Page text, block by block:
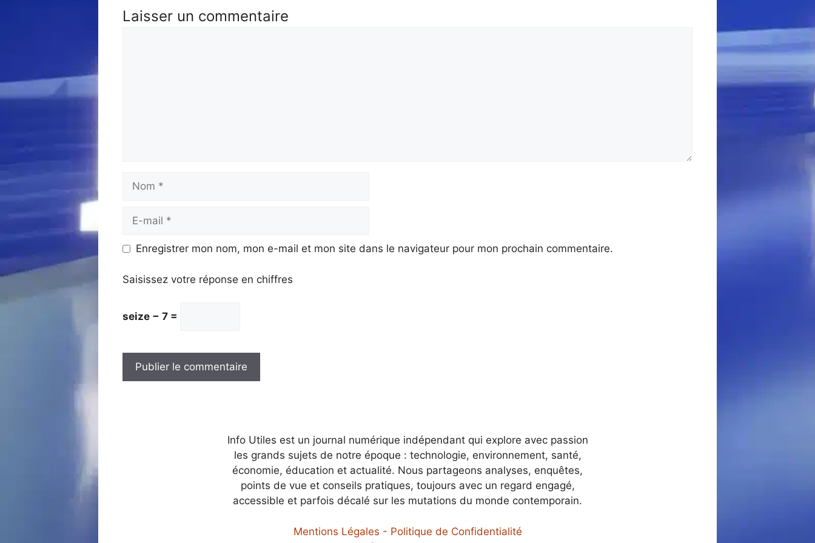
Laisser un commentaire
Nom
Enregistrer mon nom, mon e-mail et mon site dans le navigateur pour mon prochain commentaire.
Saisissez votre réponse en chiffres
seize − 7 =
Info Utiles est un journal numérique indépendant qui explore avec passion
les grands sujets de notre époque : technologie, environnement, santé,
économie, éducation et actualité. Nous partageons analyses, enquêtes,
points de vue et conseils pratiques, toujours avec un regard engagé,
accessible et parfois décalé sur les mutations du monde contemporain.
Mentions Légales - Politique de Confidentialité